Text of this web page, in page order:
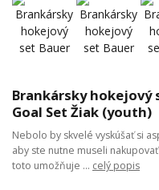
Brankársky hokejový
Goal Set Žiak (youth)
Nebolo by skvelé vyskúšať si
aby ste nutne museli
toto umožňuje ... celý popis